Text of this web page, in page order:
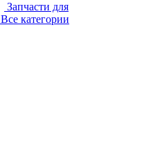
Запчасти для
Все категории